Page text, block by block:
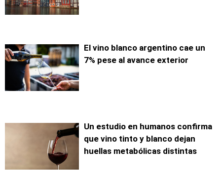
El vino blanco argentino cae un
7% pese al avance exterior
Un estudio en humanos confirma
que vino tinto y blanco dejan
huellas metabólicas distintas